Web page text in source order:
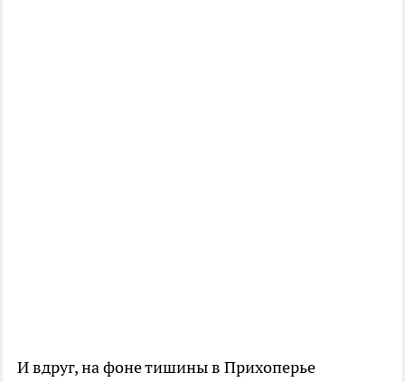
И вдруг, на фоне тишины в Прихоперье